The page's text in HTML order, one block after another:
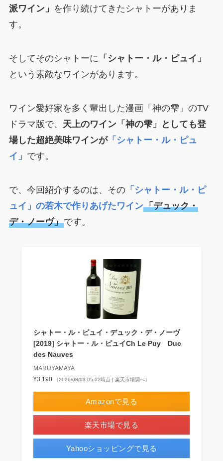
派ワイン」 を作り続けてきたシャトーがありま
す。
そしてそのシャトーに 「シャトー・ル・ピュイ」
という素敵なワインがあります。
ワイン愛好家を多く輩出した漫画「神の雫」のTV
ドラマ版で、 天上のワイン「神の雫」としても登
場した超絶美味ワインが「シャトー・ル・ピュ
イ」 です。
で、今回紹介するのは、その「シャトー・ル・ピ
ュイ」の若木で作りあげたワイン「デュック・
デ・ノーヴ」です。
シャトー・ル・ピュイ・デュック・デ・ノーヴ
[2019] シャトー・ル・ピュイCh Le Puy Duc
des Nauves
MARUYAMAYA
¥3,190
（2026/08/03 05:02時点 | 楽天市場調べ）
Amazonで見る
楽天市場で見る
Yahooショッピングで見る